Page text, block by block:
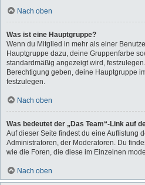
Nach oben
Was ist eine Hauptgruppe?
Wenn du Mitglied in mehr als einer
Hauptgruppe dazu, deine Gruppenfarbe
standardmäßig angezeigt wird,
Berechtigung geben, deine Hauptgruppe
festzulegen.
Nach oben
Was bedeutet der „Das Team“-Link auf
Auf dieser Seite findest du eine Auflistung
Administratoren, der Moderatoren. Du
wie die Foren, die diese im Einzelnen
Nach oben